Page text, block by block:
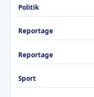
Politik
Reportage
Reportage
Sport